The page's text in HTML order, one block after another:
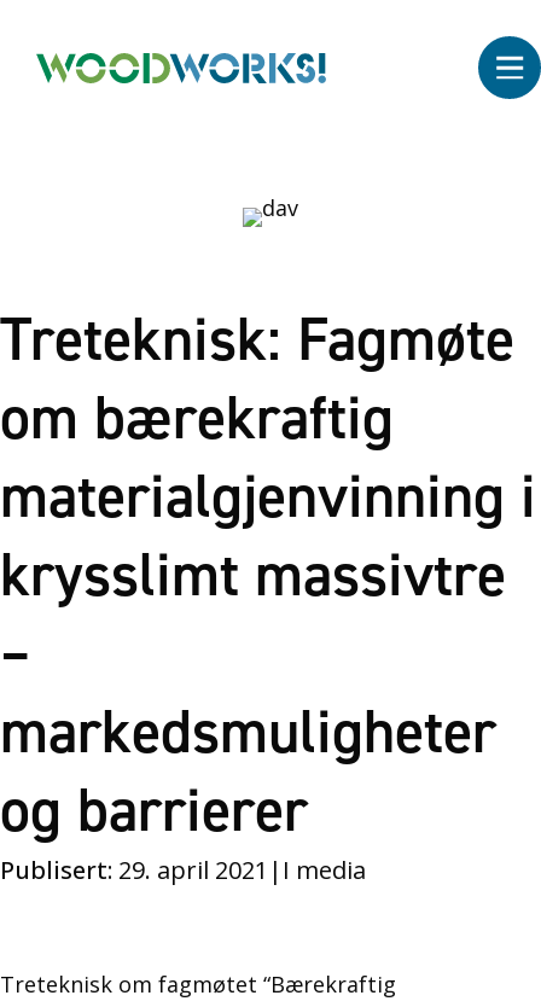
Treteknisk: Fagmøte
om bærekraftig
materialgjenvinning i
krysslimt massivtre
–
markedsmuligheter
og barrierer
Publisert: 29. april 2021 | I media
Treteknisk om fagmøtet “Bærekraftig